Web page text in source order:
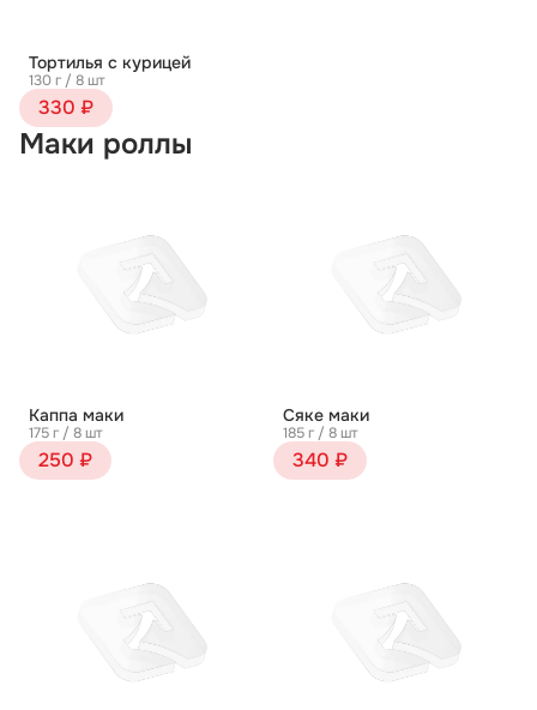
Тортилья с курицей
130 г / 8 шт
330 ₽
Маки роллы
Каппа маки
175 г / 8 шт
250 ₽
Сяке маки
185 г / 8 шт
340 ₽